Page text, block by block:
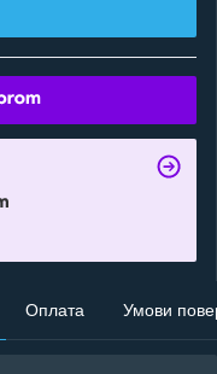
Оплата Умови